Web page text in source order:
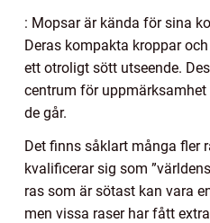
: Mopsar är kända för sina
Deras kompakta kroppar
ett otroligt sött utseende.
centrum för
de går.
Det finns såklart många fler
kvalificerar sig som
ras som är sötast kan vara
men vissa raser har fått